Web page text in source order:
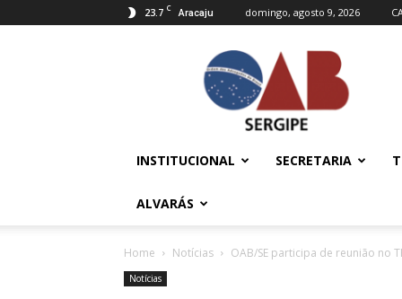
23.7 C Aracaju domingo, agosto 9, 2026
OAB/SE
Ordem
do
INSTITUCIONAL SECRETARIA
ALVARÁS
Home Notícias OAB/SE participa de reunião no
Notícias